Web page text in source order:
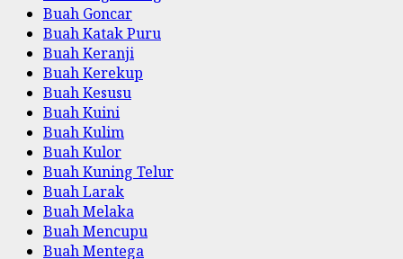
Buah Goncar
Buah Katak Puru
Buah Keranji
Buah Kerekup
Buah Kesusu
Buah Kuini
Buah Kulim
Buah Kulor
Buah Kuning Telur
Buah Larak
Buah Melaka
Buah Mencupu
Buah Mentega